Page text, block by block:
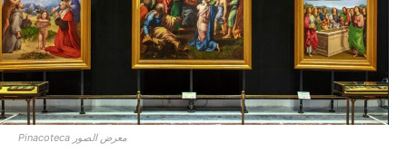
معرض الصور Pinacoteca